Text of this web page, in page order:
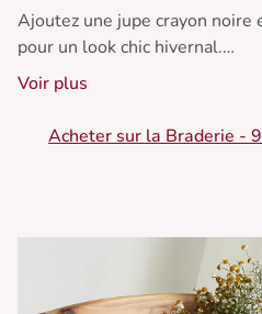
Ajoutez une jupe crayon noire
pour un look chic hivernal.
• Blouse à manches longues
• Coupe ajustée
Voir plus
Acheter sur la Braderie -